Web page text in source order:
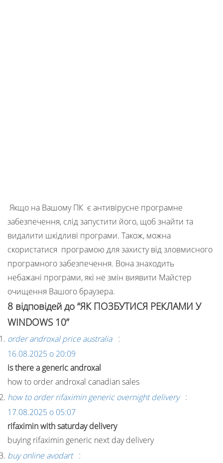
Якщо на Вашому ПК є антивірусне програмне
забезпечення, слід запустити його, щоб знайти та
видалити шкідливі програми. Також, можна
скористатися програмою для захисту від зловмисного
програмного забезпечення. Вона знаходить
небажані програми, які не змін виявити Майстер
очищення Вашого браузера.
8 відповідей до “ЯК ПОЗБУТИСЯ РЕКЛАМИ У
WINDOWS 10”
order androxal price australia :
16.08.2025 о 20:09
is there a generic androxal
how to order androxal canadian sales
how to order rifaximin generic overnight delivery :
17.08.2025 о 05:07
rifaximin with saturday delivery
buying rifaximin generic next day delivery
buy online avodart :